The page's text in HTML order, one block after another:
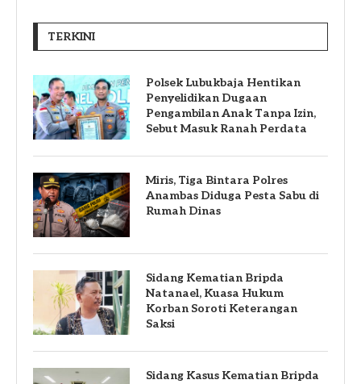
TERKINI
Polsek Lubukbaja Hentikan
Penyelidikan Dugaan
Pengambilan Anak Tanpa Izin,
Sebut Masuk Ranah Perdata
Miris, Tiga Bintara Polres
Anambas Diduga Pesta Sabu di
Rumah Dinas
Sidang Kematian Bripda
Natanael, Kuasa Hukum
Korban Soroti Keterangan
Saksi
Sidang Kasus Kematian Bripda